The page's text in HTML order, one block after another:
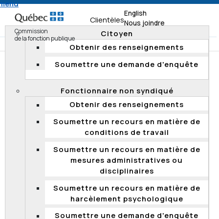
Commission
de la fonction publique
English
Nous joindre
Clientèles
Citoyen
Obtenir des renseignements
Soumettre une demande d'enquête
Fonctionnaire non syndiqué
Obtenir des renseignements
Soumettre un recours en matière de
conditions de travail
Soumettre un recours en matière de
mesures administratives ou
disciplinaires
Soumettre un recours en matière de
harcèlement psychologique
Soumettre une demande d'enquête
Accueil Documentation
Résumés d'enquête
Enquêtes 2019
RÉSUMÉS D'ENQUÊTE
La Commission rend publics les résumés de ses
qu'elle produit si une entité n'adhère pas aux
recommandations formulées ou encore si elle le juge
opportun. Elle protège les renseignements personnels
Loi sur l'accès aux
documents des organismes publics et sur la protection
des renseignements personnels. De plus, elle
anonymise ses rapports d'enquête, et ce, malgré le fait